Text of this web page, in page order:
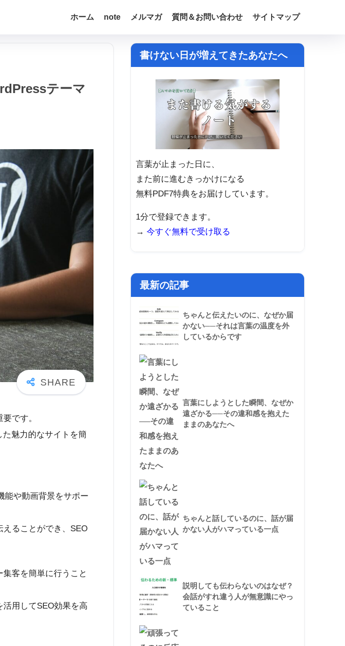
ホーム note メルマガ 質問＆お問い合わせ サイトマップ
テーマ
です。
魅力的なサイトを簡
能や動画背景をサポー
ることができ、SEO
客を簡単に行うこと
用してSEO効果を高
書けない日が増えてきたあなたへ
言葉が止まった日に、
また前に進むきっかけになる
無料PDF7特典をお届けしています。
1分で登録できます。
→ 今すぐ無料で受け取る
最新の記事
ちゃんと伝えたいのに、なぜか届
かない──それは言葉の温度を外
しているからです
言葉にしようとした瞬間、なぜか
遠ざかる──その違和感を抱えた
ままのあなたへ
ちゃんと話しているのに、話が届
かない人がハマっている一点
説明しても伝わらないのはなぜ？
会話がすれ違う人が無意識にやっ
ていること